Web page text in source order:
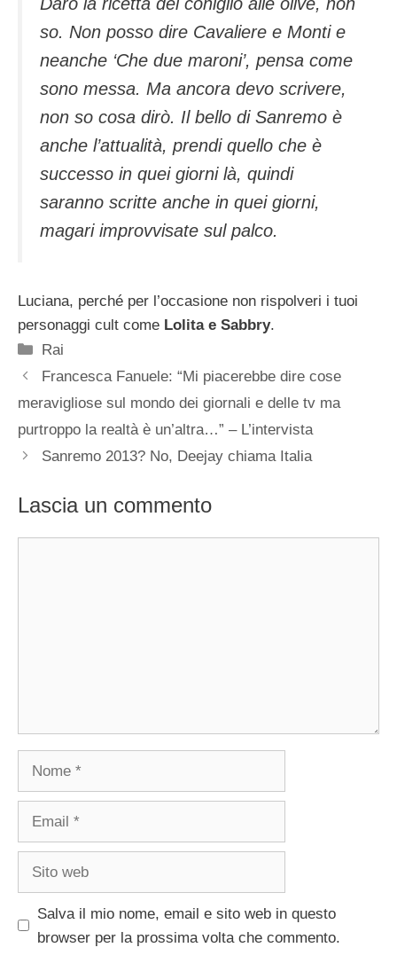
so. Non posso dire Cavaliere e Monti e
neanche ‘Che due maroni’, pensa come
sono messa. Ma ancora devo scrivere,
non so cosa dirò. Il bello di Sanremo è
anche l’attualità, prendi quello che è
successo in quei giorni là, quindi
saranno scritte anche in quei giorni,
magari improvvisate sul palco.
Luciana, perché per l’occasione non rispolveri i tuoi
personaggi cult come Lolita e Sabbry.
Categorie
Rai
Francesca Fanuele: “Mi piacerebbe dire cose
meravigliose sul mondo dei giornali e delle tv ma
purtroppo la realtà è un’altra…” – L’intervista
Sanremo 2013? No, Deejay chiama Italia
Lascia un commento
Salva il mio nome, email e sito web in questo
browser per la prossima volta che commento.